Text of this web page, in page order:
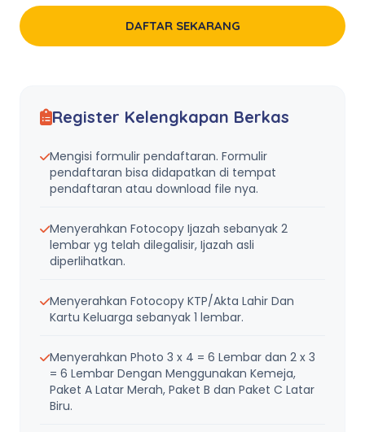
DAFTAR SEKARANG
Register Kelengkapan Berkas
Mengisi formulir pendaftaran. Formulir
pendaftaran bisa didapatkan di tempat
pendaftaran atau download file nya.
Menyerahkan Fotocopy Ijazah sebanyak 2
lembar yg telah dilegalisir, Ijazah asli
diperlihatkan.
Menyerahkan Fotocopy KTP/Akta Lahir Dan
Kartu Keluarga sebanyak 1 lembar.
Menyerahkan Photo 3 x 4 = 6 Lembar dan 2 x 3
= 6 Lembar Dengan Menggunakan Kemeja,
Paket A Latar Merah, Paket B dan Paket C Latar
Biru.